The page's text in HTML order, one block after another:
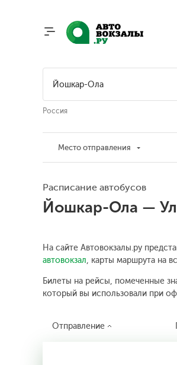
Россия
Место отправления
Расписание автобусов
Йошкар-Ола —
На сайте Автовокзалы.ру
автовокзал, карты маршрута на
Билеты на рейсы, помеченные
который вы использовали при
Отправление